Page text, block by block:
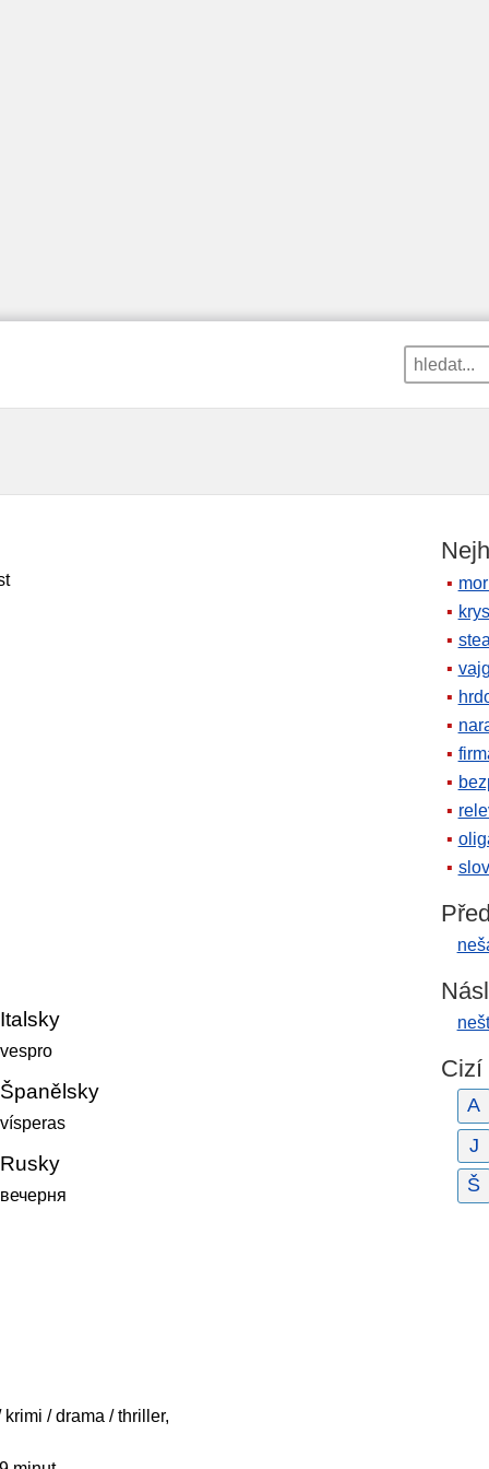
Italsky
vespro
Španělsky
vísperas
Rusky
вечерня
/ drama / thriller,
Cizí
A
J
Š